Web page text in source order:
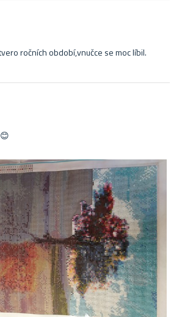
ročních období,vnučce se moc líbil.